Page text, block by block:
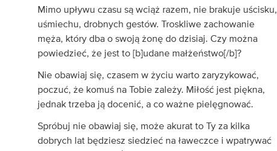
Mimo upływu czasu są wciąż razem, nie brakuje uścisku,
uśmiechu, drobnych gestów. Troskliwe zachowanie
męża, który dba o swoją żonę do dzisiaj. Czy można
powiedzieć, że jest to [b]udane małżeństwo[/b]?
Nie obawiaj się, czasem w życiu warto zaryzykować,
poczuć, że komuś na Tobie zależy. Miłość jest piękna,
jednak trzeba ją docenić, a co ważne pielęgnować.
Spróbuj nie obawiaj się, może akurat to Ty za kilka
dobrych lat będziesz siedzieć na ławeczce i wpatrywać